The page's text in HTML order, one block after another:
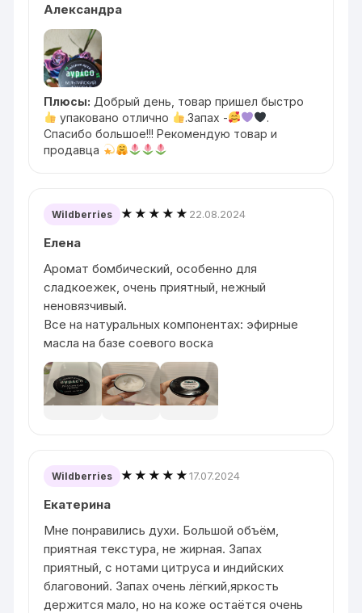
Александра
Плюсы: Добрый день, товар пришел быстро
упаковано отлично
.Запах -
.
Спасибо большое!!! Рекомендую товар и
продавца
Wildberries ★★★★★ 22.08.2024
Елена
Аромат бомбический, особенно для
сладкоежек, очень приятный, нежный
неновязчивый.
Все на натуральных компонентах: эфирные
масла на базе соевого воска
Wildberries ★★★★★17.07.2024
Екатерина
Мне понравились духи. Большой объём,
приятная текстура, не жирная. Запах
приятный, с нотами цитруса и индийских
благовоний. Запах очень лёгкий,яркость
держится мало, но на коже остаётся очень